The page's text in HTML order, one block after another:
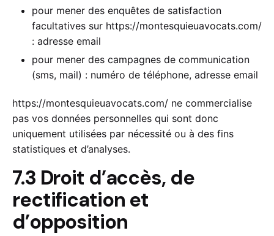
pour mener des enquêtes de satisfaction
facultatives sur https://montesquieuavocats.com/
: adresse email
pour mener des campagnes de communication
(sms, mail) : numéro de téléphone, adresse email
https://montesquieuavocats.com/ ne commercialise
pas vos données personnelles qui sont donc
uniquement utilisées par nécessité ou à des fins
statistiques et d’analyses.
7.3 Droit d’accès, de
rectification et
d’opposition